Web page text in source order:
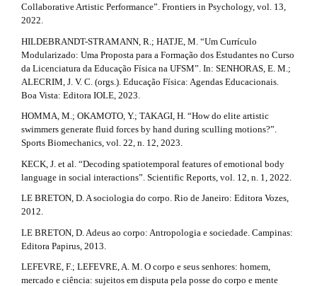
Collaborative Artistic Performance”. Frontiers in Psychology, vol. 13,
2022.
HILDEBRANDT-STRAMANN, R.; HATJE, M. “Um Currículo
Modularizado: Uma Proposta para a Formação dos Estudantes no Curso
da Licenciatura da Educação Física na UFSM”. In: SENHORAS, E. M.;
ALECRIM, J. V. C. (orgs.). Educação Física: Agendas Educacionais.
Boa Vista: Editora IOLE, 2023.
HOMMA, M.; OKAMOTO, Y.; TAKAGI, H. “How do elite artistic
swimmers generate fluid forces by hand during sculling motions?”.
Sports Biomechanics, vol. 22, n. 12, 2023.
KECK, J. et al. “Decoding spatiotemporal features of emotional body
language in social interactions”. Scientific Reports, vol. 12, n. 1, 2022.
LE BRETON, D. A sociologia do corpo. Rio de Janeiro: Editora Vozes,
2012.
LE BRETON, D. Adeus ao corpo: Antropologia e sociedade. Campinas:
Editora Papirus, 2013.
LEFEVRE, F.; LEFEVRE, A. M. O corpo e seus senhores: homem,
mercado e ciência: sujeitos em disputa pela posse do corpo e mente